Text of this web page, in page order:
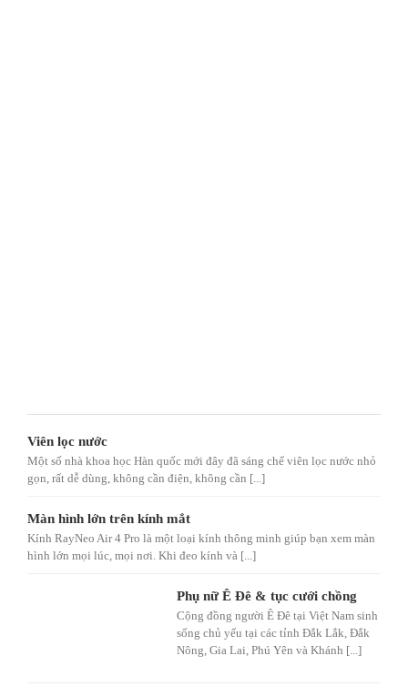
Viên lọc nước
Một số nhà khoa học Hàn quốc mới đây đã sáng chế viên lọc nước nhỏ
gọn, rất dễ dùng, không cần điện, không cần [...]
Màn hình lớn trên kính mắt
Kính RayNeo Air 4 Pro là một loại kính thông minh giúp bạn xem màn
hình lớn mọi lúc, mọi nơi. Khi đeo kính và [...]
Phụ nữ Ê Đê & tục cưới chồng
Cộng đồng người Ê Đê tại Việt Nam sinh
sống chủ yếu tại các tỉnh Đắk Lắk, Đắk
Nông, Gia Lai, Phú Yên và Khánh [...]